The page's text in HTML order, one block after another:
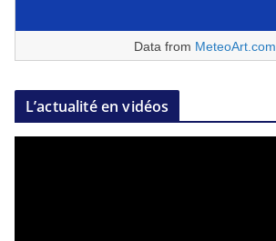
Data from MeteoArt.com
L’actualité en vidéos